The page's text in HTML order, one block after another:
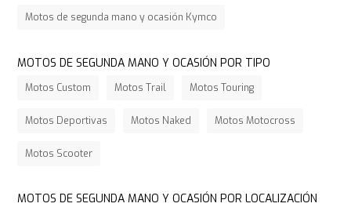
Motos de segunda mano y ocasión Kymco
MOTOS DE SEGUNDA MANO Y OCASIÓN POR TIPO
Motos Custom Motos Trail Motos Touring
Motos Deportivas Motos Naked Motos Motocross
Motos Scooter
MOTOS DE SEGUNDA MANO Y OCASIÓN POR LOCALIZACIÓN